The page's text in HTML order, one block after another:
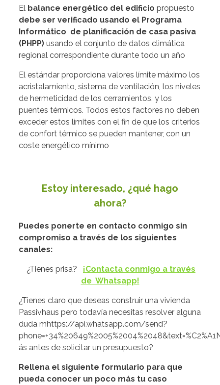
El balance energético del edificio propuesto
debe ser verificado usando el Programa
Informático de planificación de casa pasiva
(PHPP) usando el conjunto de datos climática
regional correspondiente durante todo un año
El estándar proporciona valores límite máximo los
acristalamiento, sistema de ventilación, los niveles
de hermeticidad de los cerramientos, y los
puentes térmicos. Todos estos factores no deben
exceder estos límites con el fin de que los criterios
de confort térmico se pueden mantener, con un
coste energético mínimo
Estoy interesado, ¿qué hago
ahora?
Puedes ponerte en contacto conmigo sin
compromiso a través de los siguientes
canales:
¿Tienes prisa? ¡Contacta conmigo a través
de Whatsapp!
¿Tienes claro que deseas construir una vivienda
Passivhaus pero todavía necesitas resolver alguna
duda mhttps://api.whatsapp.com/send?
ás antes de solicitar un presupuesto?
Rellena el siguiente formulario para que
pueda conocer un poco más tu caso